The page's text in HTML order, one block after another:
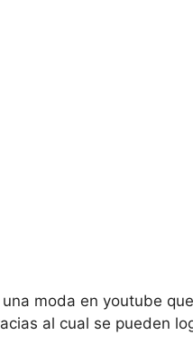
moda en youtube
al cual se pueden